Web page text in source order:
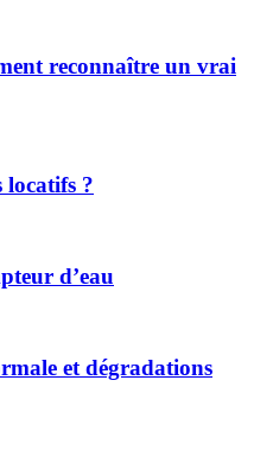
reconnaître un vrai
locatifs ?
d’eau
et dégradations